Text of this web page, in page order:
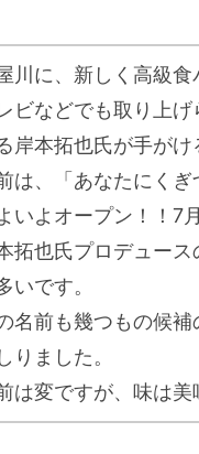
川に、新しく高級食
ビなどでも取り上
岸本拓也氏が手がけ
は、「あなたにくぎ
いよオープン！！7
拓也氏プロデュー
いです。
名前も幾つもの候
りました。
は変ですが、味は美